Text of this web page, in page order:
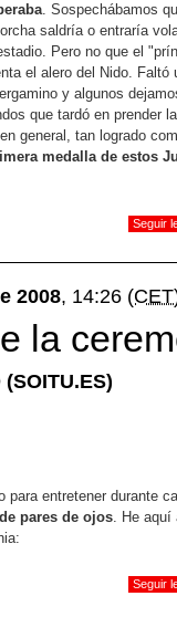
. Sospechábamos
saldría o entraría
Pero no que el
el alero del Nido. Faltó
y algunos
que tardó en prender
general, tan logrado
medalla de estos
Seguir
2008, 14:26
la
para entretener durante
pares de ojos. He aquí
Seguir